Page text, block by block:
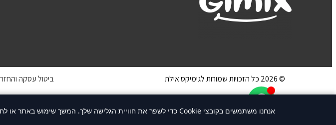
© 2026 כל הזכויות שמורות לגימיקס אילת ביטול עסקה
אנחנו משתמשים בקובצי Cookie כדי לשפר את חוויית הגלישה שלך. המשך שימוש באתר או לחיצה על "אני מסכים/ה" מהווים הסכמה לשימוש בקוקיז.